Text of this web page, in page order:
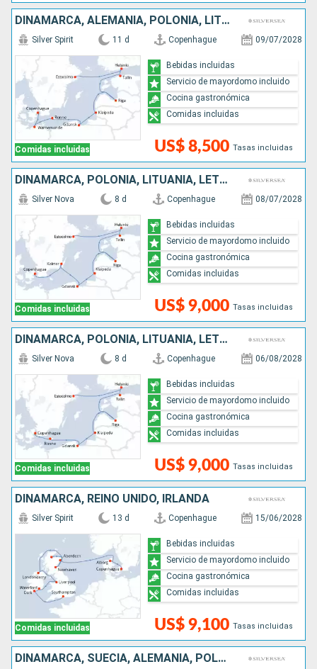
DINAMARCA, ALEMANIA, POLONIA, LITUANIA, LETONIA, ESTONIA, FINLANDIA, SUECIA
Comidas incluidas
Silver Spirit 11 d Copenhague 09/07/2028
US$ 8,500 Tasas incluidas
Bebidas incluidas
Servicio de mayordomo incluido
Cocina gastronómica
Comidas incluidas
DINAMARCA, POLONIA, LITUANIA, LETONIA, ESTONIA, FINLANDIA, SUECIA
Comidas incluidas
Silver Nova 8 d Copenhague 08/07/2028
US$ 9,000 Tasas incluidas
Bebidas incluidas
Servicio de mayordomo incluido
Cocina gastronómica
Comidas incluidas
DINAMARCA, POLONIA, LITUANIA, LETONIA, ESTONIA, FINLANDIA, SUECIA
Comidas incluidas
Silver Nova 8 d Copenhague 06/08/2028
US$ 9,000 Tasas incluidas
Bebidas incluidas
Servicio de mayordomo incluido
Cocina gastronómica
Comidas incluidas
DINAMARCA, REINO UNIDO, IRLANDA
Comidas incluidas
Silver Spirit 13 d Copenhague 15/06/2028
US$ 9,100 Tasas incluidas
Bebidas incluidas
Servicio de mayordomo incluido
Cocina gastronómica
Comidas incluidas
DINAMARCA, SUECIA, ALEMANIA, POLONIA, LITUANIA, LETONIA, ESTONIA, FINLANDIA